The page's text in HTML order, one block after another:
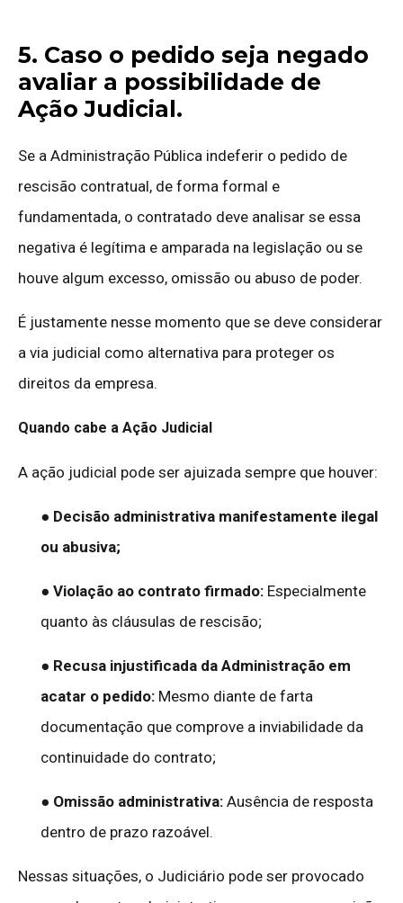
5. Caso o pedido seja negado
avaliar a possibilidade de
Ação Judicial.
Se a Administração Pública indeferir o pedido de
rescisão contratual, de forma formal e
fundamentada, o contratado deve analisar se essa
negativa é legítima e amparada na legislação ou se
houve algum excesso, omissão ou abuso de poder.
É justamente nesse momento que se deve considerar
a via judicial como alternativa para proteger os
direitos da empresa.
Quando cabe a Ação Judicial
A ação judicial pode ser ajuizada sempre que houver:
● Decisão administrativa manifestamente ilegal
ou abusiva;
● Violação ao contrato firmado: Especialmente
quanto às cláusulas de rescisão;
● Recusa injustificada da Administração em
acatar o pedido: Mesmo diante de farta
documentação que comprove a inviabilidade da
continuidade do contrato;
● Omissão administrativa: Ausência de resposta
dentro de prazo razoável.
Nessas situações, o Judiciário pode ser provocado